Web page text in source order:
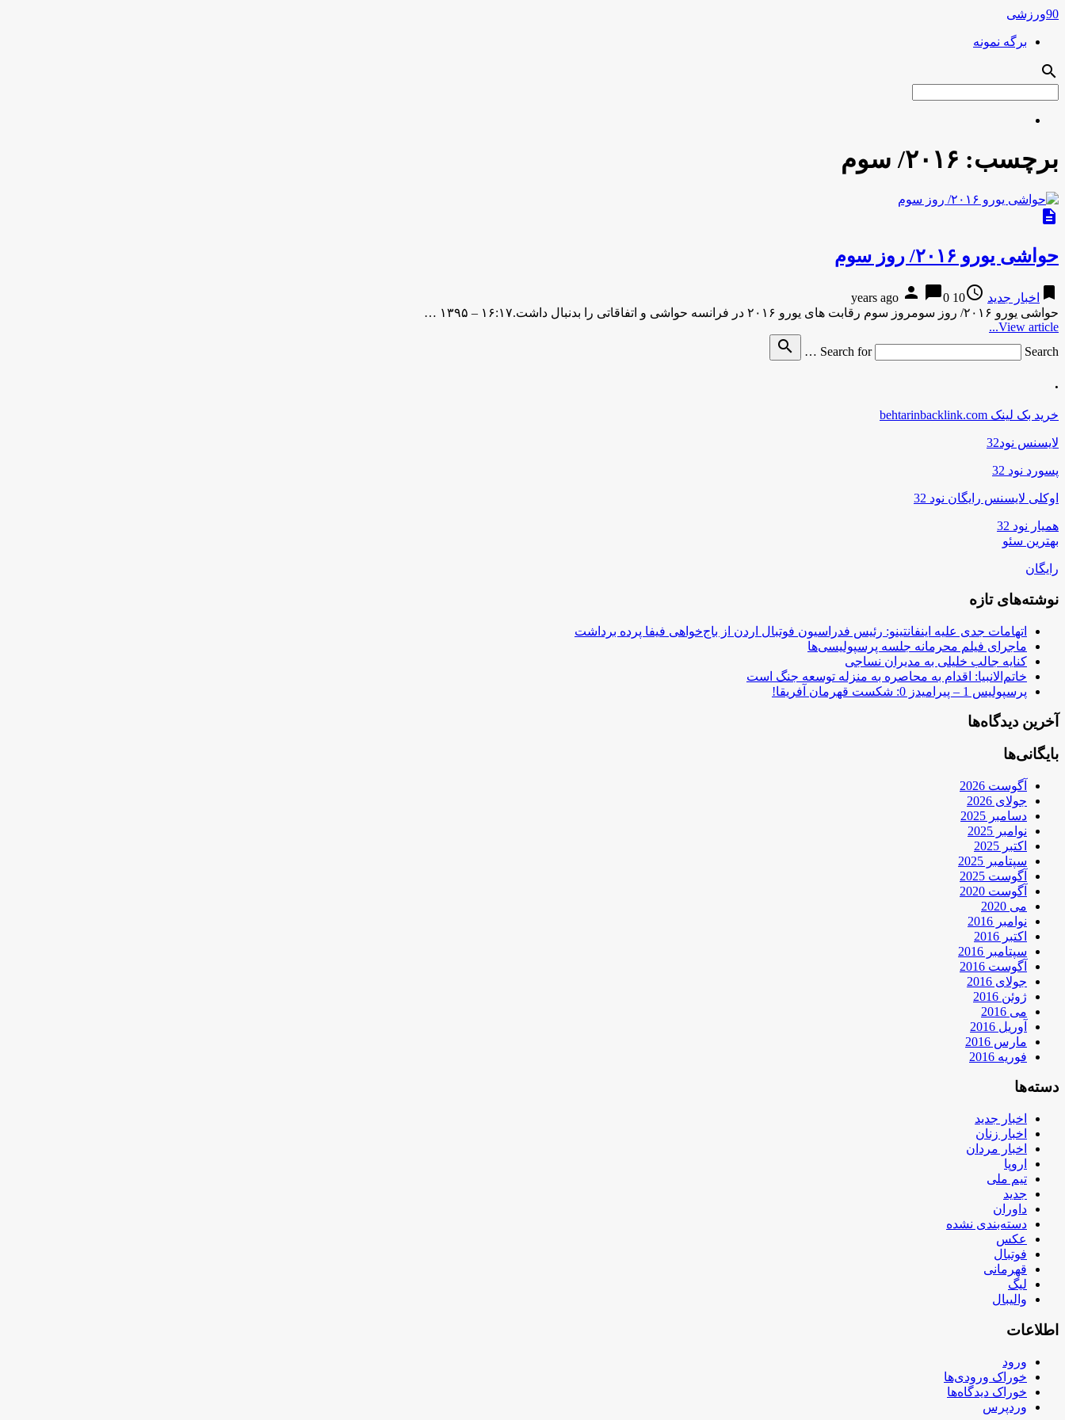
90ورزشی
برگه نمونه
search
برچسب: ۲۰۱۶/ سوم
description
حواشی یورو ۲۰۱۶/ روز سوم
bookmark اخبار جدید access_time
10 years ago
person chat_bubble0
حواشی یورو ۲۰۱۶/ روز سومروز سوم رقابت های یورو ۲۰۱۶ در فرانسه حواشی و اتفاقاتی را بدنبال داشت.۱۶:۱۷ – ۱۳۹۵ …
View article...
Search for
Search …
search
.
خرید بک لینک behtarinbacklink.com
لایسنس نود32
پسورد نود 32
اوکلی لایسنس رایگان نود 32
همیار نود 32
بهترین سئو
رایگان
نوشته‌های تازه
اتهامات جدی علیه اینفانتینو: رئیس فدراسیون فوتبال اردن از باج‌خواهی فیفا پرده برداشت
ماجرای فیلم محرمانه جلسه پرسپولیسی‌ها
کنایه جالب خلیلی به مدیران نساجی
خاتم‌الانبیا: اقدام به محاصره به منزله توسعه جنگ است
پرسپولیس 1 – پیرامیدز 0: شکست قهرمان آفریقا!
آخرین دیدگاه‌ها
بایگانی‌ها
آگوست 2026
جولای 2026
دسامبر 2025
نوامبر 2025
اکتبر 2025
سپتامبر 2025
آگوست 2025
آگوست 2020
می 2020
نوامبر 2016
اکتبر 2016
سپتامبر 2016
آگوست 2016
جولای 2016
ژوئن 2016
می 2016
آوریل 2016
مارس 2016
فوریه 2016
دسته‌ها
اخبار جدید
اخبار زنان
اخبار مردان
اروپا
تیم ملی
جدید
داوران
دسته‌بندی نشده
عکس
فوتبال
قهرمانی
لیگ
والیبال
اطلاعات
ورود
خوراک ورودی‌ها
خوراک دیدگاه‌ها
وردپرس